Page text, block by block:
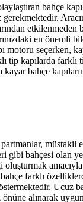
bahçe
gerekmektedir.
etkilenmeden
en önemli
motoru seçerken,
tip kapılarda farklı
kayar bahçe
müstakil
gibi bahçesi olan
amacıyla
farklı
Ucuz
alınarak